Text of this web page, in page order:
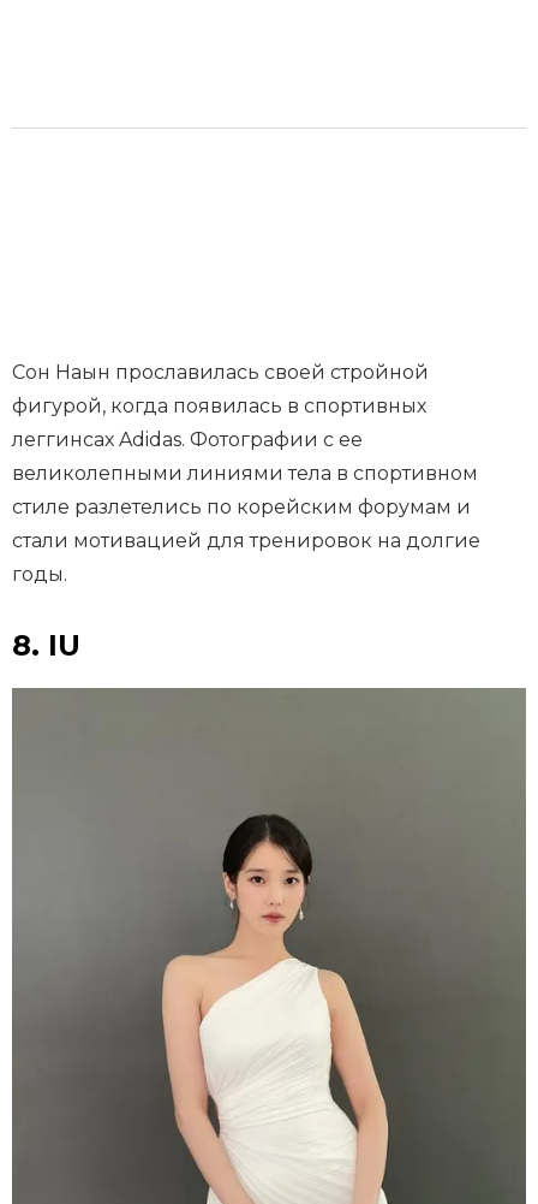
Сон Наын прославилась своей стройной
фигурой, когда появилась в спортивных
леггинсах Adidas. Фотографии с ее
великолепными линиями тела в спортивном
стиле разлетелись по корейским форумам и
стали мотивацией для тренировок на долгие
годы.
8. IU